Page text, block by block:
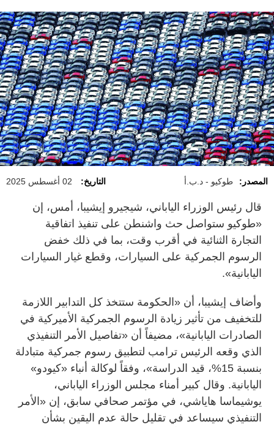
المصدر: طوكيو - د.ب.أ التاريخ: 02 أغسطس 2025
قال رئيس الوزراء الياباني، شيجيرو إيشيبا، أمس، إن
«طوكيو ستواصل حث واشنطن على تنفيذ اتفاقية
التجارة الثنائية في أقرب وقت، بما في ذلك خفض
الرسوم الجمركية على السيارات، وقطع غيار السيارات
اليابانية».
وأضاف إيشيبا، أن «الحكومة ستتخذ كل التدابير اللازمة
للتخفيف من تأثير زيادة الرسوم الجمركية الأميركية في
الصادرات اليابانية»، مضيفاً أن «تفاصيل الأمر التنفيذي
الذي وقعه الرئيس ترامب لتطبيق رسوم جمركية متبادلة
بنسبة 15%، قيد الدراسة»، وفقاً لوكالة أنباء «كيودو»
اليابانية. وقال كبير أمناء مجلس الوزراء الياباني،
يوشيماسا هاياشي، في مؤتمر صحافي سابق، إن «الأمر
التنفيذي سيساعد في تقليل حالة عدم اليقين بشأن